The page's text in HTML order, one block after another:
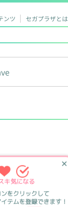
ンツ セガプラザとは
✕
キ気になる
をクリックして
テムを登録できます！